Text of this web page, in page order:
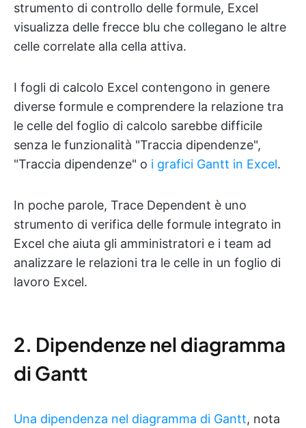
strumento di controllo delle formule, Excel
visualizza delle frecce blu che collegano le altre
celle correlate alla cella attiva.
I fogli di calcolo Excel contengono in genere
diverse formule e comprendere la relazione tra
le celle del foglio di calcolo sarebbe difficile
senza le funzionalità "Traccia dipendenze",
"Traccia dipendenze" o i grafici Gantt in Excel.
In poche parole, Trace Dependent è uno
strumento di verifica delle formule integrato in
Excel che aiuta gli amministratori e i team ad
analizzare le relazioni tra le celle in un foglio di
lavoro Excel.
2. Dipendenze nel diagramma
di Gantt
Una dipendenza nel diagramma di Gantt, nota